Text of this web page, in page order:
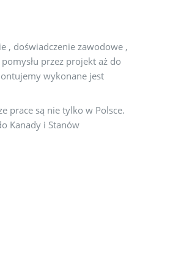
, doświadczenie zawodowe ,
przez projekt aż do
wykonane jest
prace są nie tylko w Polsce.
Kanady i Stanów